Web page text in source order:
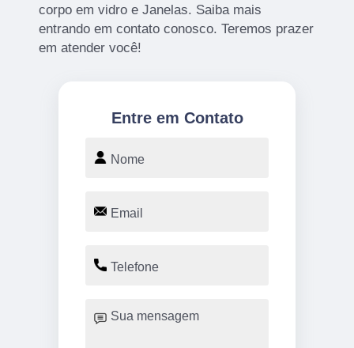
corpo em vidro e Janelas. Saiba mais
entrando em contato conosco. Teremos prazer
em atender você!
Entre em Contato